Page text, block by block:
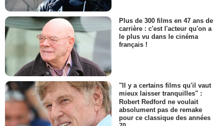
Plus de 300 films en 47 ans de
carrière : c'est l'acteur qu'on a
le plus vu dans le cinéma
français !
"Il y a certains films qu'il vaut
mieux laisser tranquilles" :
Robert Redford ne voulait
absolument pas de remake
pour ce classique des années